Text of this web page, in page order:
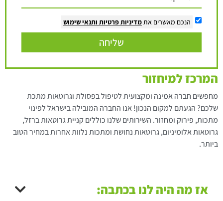
הנכם מאשרים אתמדיניות פרטיות ותנאי שימוש
שליחה
המרכז למיחזור
מחפשים חברה אמינה ומקצועית לטיפול בפסולת וגרוטאות מתכת
שלכם? הגעתם למקום הנכון! אנו החברה המובילה בישראל לפינוי
מתכות, פירוק ומחזור. השירותים שלנו כוללים קניית גרוטאות ברזל,
גרוטאות אלומיניום, גרוטאות נחושת ומתכות נלוות אחרות במחיר הטוב
ביותר.
אז מה היה לנו בכתבה: